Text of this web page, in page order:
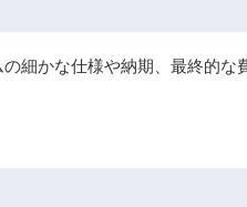
細かな仕様や納期、最終的な